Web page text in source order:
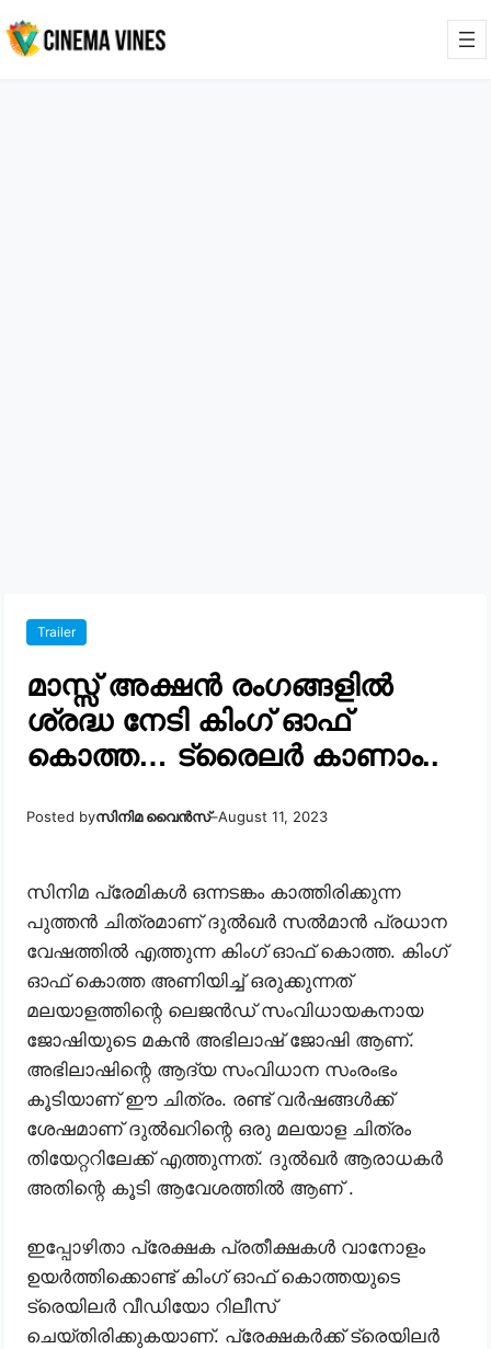
Trailer
മാസ്സ് അക്ഷൻ രംഗങ്ങളിൽ
ശ്രദ്ധ നേടി കിംഗ് ഓഫ്
കൊത്ത… ട്രൈലർ കാണാം..
Posted byസിനിമ വൈൻസ്–August 11, 2023
സിനിമ പ്രേമികൾ ഒന്നടങ്കം കാത്തിരിക്കുന്ന
പുത്തൻ ചിത്രമാണ് ദുൽഖർ സൽമാൻ പ്രധാന
വേഷത്തിൽ എത്തുന്ന കിംഗ് ഓഫ് കൊത്ത. കിംഗ്
ഓഫ് കൊത്ത അണിയിച്ച് ഒരുക്കുന്നത്
മലയാളത്തിന്റെ ലെജൻഡ് സംവിധായകനായ
ജോഷിയുടെ മകൻ അഭിലാഷ് ജോഷി ആണ്.
അഭിലാഷിന്റെ ആദ്യ സംവിധാന സംരംഭം
കൂടിയാണ് ഈ ചിത്രം. രണ്ട് വർഷങ്ങൾക്ക്
ശേഷമാണ് ദുൽഖറിന്റെ ഒരു മലയാള ചിത്രം
തിയേറ്ററിലേക്ക് എത്തുന്നത്. ദുൽഖർ ആരാധകർ
അതിന്റെ കൂടി ആവേശത്തിൽ ആണ് .
ഇപ്പോഴിതാ പ്രേക്ഷക പ്രതീക്ഷകൾ വാനോളം
ഉയർത്തിക്കൊണ്ട് കിംഗ് ഓഫ് കൊത്തയുടെ
ട്രെയിലർ വീഡിയോ റിലീസ്
ചെയ്തിരിക്കുകയാണ്. പ്രേക്ഷകർക്ക് ട്രെയിലർ